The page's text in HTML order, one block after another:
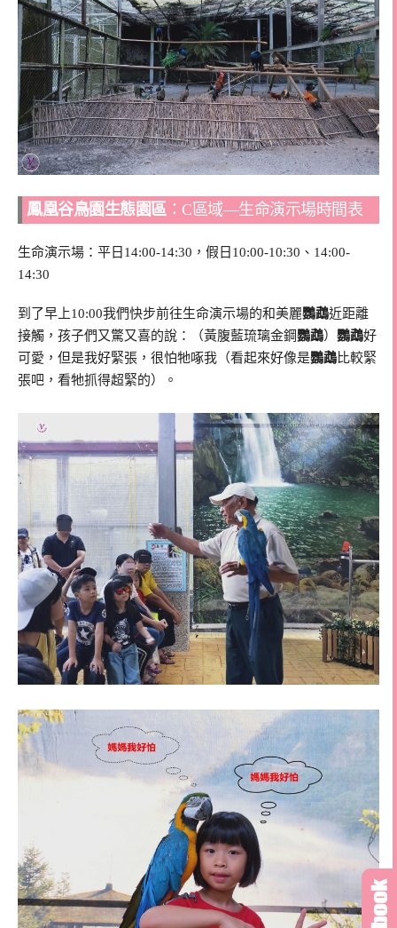
鳳凰谷鳥園生態園區：C區域—生命演示場時間表
生命演示場：平日14:00-14:30，假日10:00-10:30、14:00-
14:30
到了早上10:00我們快步前往生命演示場的和美麗鸚鵡近距離
接觸，孩子們又驚又喜的說：（黃腹藍琉璃金鋼鸚鵡） 鸚鵡好
可愛，但是我好緊張，很怕牠啄我（看起來好像是鸚鵡比較緊
張吧，看牠抓得超緊的）。